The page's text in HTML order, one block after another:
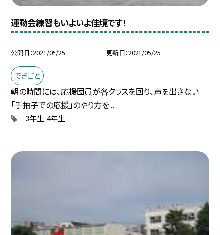
運動会練習もいよいよ佳境です！
公開日 2021/05/25 更新日 2021/05/25
できごと
朝の時間には、応援団員が各クラスを回り、声を出さない
「手拍子での応援」のやり方を...
3年生 4年生